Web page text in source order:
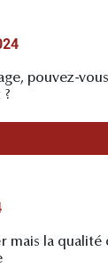
pouvez-vous
mais la qualité